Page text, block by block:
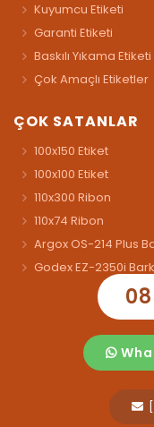
Kuyumcu Etiketi
Garanti Etiketi
Baskılı Yıkama Etiketi
Çok Amaçlı Etiketler
ÇOK SATANLAR
100x150 Etiket
100x100 Etiket
110x300 Ribon
110x74 Ribon
Argox OS-214 Plus
Godex EZ-2350i